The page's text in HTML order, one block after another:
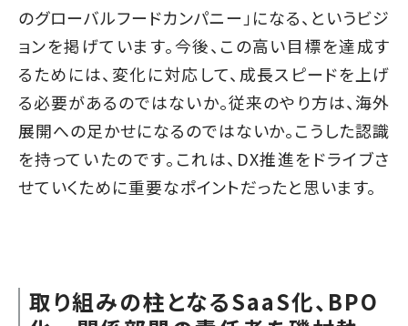
のグローバルフードカンパニー」になる、というビジ
ョンを掲げています。今後、この高い目標を達成す
るためには、変化に対応して、成長スピードを上げ
る必要があるのではないか。従来のやり方は、海外
展開への足かせになるのではないか。こうした認識
を持っていたのです。これは、DX推進をドライブさ
せていくために重要なポイントだったと思います。
取り組みの柱となるSaaS化、BPO